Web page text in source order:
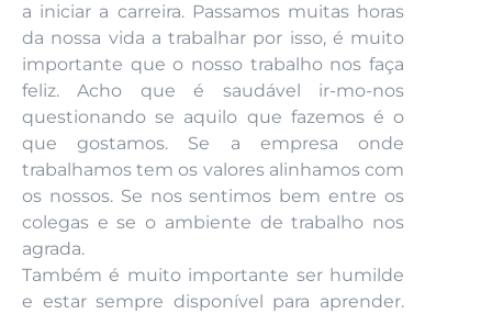
a iniciar a carreira. Passamos muitas horas
da nossa vida a trabalhar por isso, é muito
importante que o nosso trabalho nos faça
feliz. Acho que é saudável ir-mo-nos
questionando se aquilo que fazemos é o
que gostamos. Se a empresa onde
trabalhamos tem os valores alinhamos com
os nossos. Se nos sentimos bem entre os
colegas e se o ambiente de trabalho nos
agrada.
Também é muito importante ser humilde
e estar sempre disponível para aprender.